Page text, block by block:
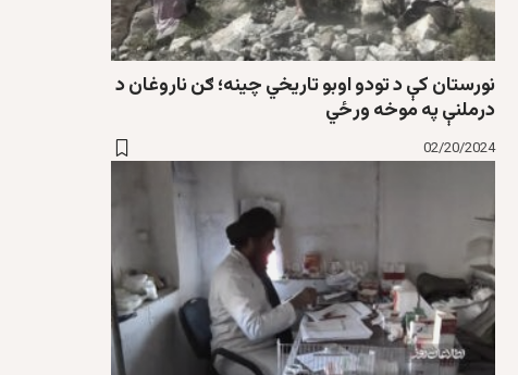
نورستان کې د تودو اوبو تاریخي چینه؛ ګن ناروغان د
درملنې په موخه ورځي
02/20/2024